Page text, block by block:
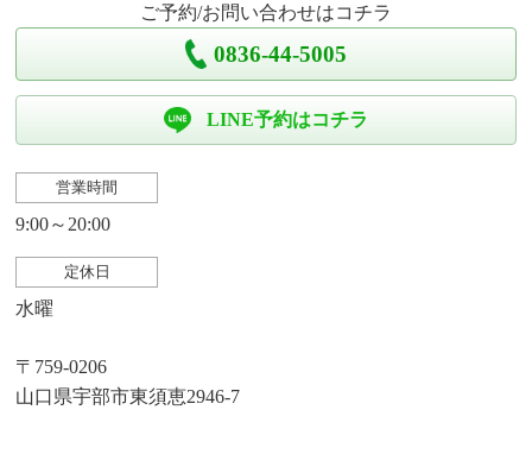
ご予約/お問い合わせはコチラ
0836-44-5005
LINE予約はコチラ
営業時間
9:00～20:00
定休日
水曜
〒759-0206
山口県宇部市東須恵2946-7